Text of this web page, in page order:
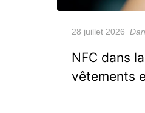
Posted
28 juillet 2026
NFC dans
vêtements